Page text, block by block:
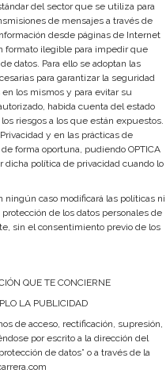
del sector que se utiliza para
de mensajes a través de
desde páginas de Internet
formato ilegible para impedir que
datos. Para ello se adoptan las
para garantizar la seguridad
los mismos y para evitar su
habida cuenta del estado
riesgos a los que están expuestos.
y en las prácticas de
forma oportuna, pudiendo OPTICA
dicha política de privacidad cuando lo
ningún caso modificará las políticas ni
de los datos personales de
sin el consentimiento previo de los
QUE TE CONCIERNE
LA PUBLICIDAD
de acceso, rectificación, supresión,
por escrito a la dirección del
de datos” o a través de la